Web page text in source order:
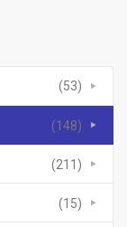
(53)
(148)
(211)
(15)